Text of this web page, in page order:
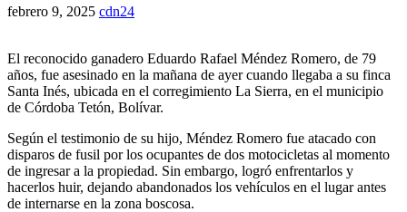
febrero 9, 2025 cdn24
El reconocido ganadero Eduardo Rafael Méndez Romero, de 79
años, fue asesinado en la mañana de ayer cuando llegaba a su finca
Santa Inés, ubicada en el corregimiento La Sierra, en el municipio
de Córdoba Tetón, Bolívar.
Según el testimonio de su hijo, Méndez Romero fue atacado con
disparos de fusil por los ocupantes de dos motocicletas al momento
de ingresar a la propiedad. Sin embargo, logró enfrentarlos y
hacerlos huir, dejando abandonados los vehículos en el lugar antes
de internarse en la zona boscosa.